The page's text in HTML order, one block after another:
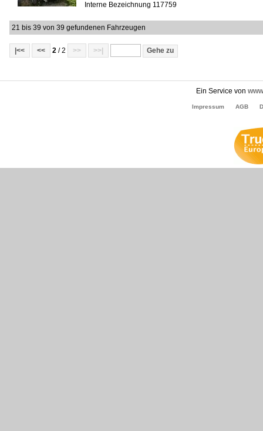
Interne Bezeichnung 117759
21 bis 39 von 39 gefundenen Fahrzeugen
|<< << 2 / 2 >> >>|
Ein Service von
Impressum AGB